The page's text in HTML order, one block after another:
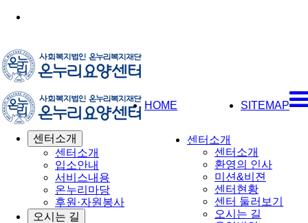
SITEMAP
센터소개
센터소개
환영의 인사
미션&비젼
센터현황
센터 둘러보기
오시는 길
HOME
센터소개
센터소개
입소안내
서비스내용
온누리마당
후원·자원봉사
오시는 길